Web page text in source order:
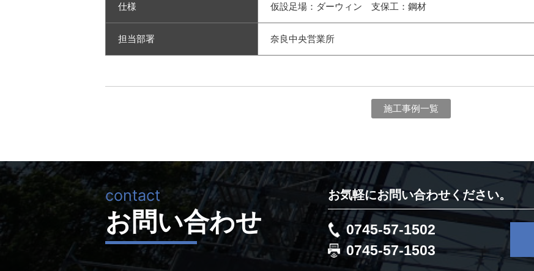
仕様 仮設足場：ダーウィン 支保工：鋼材
担当部署 奈良中央営業所
施工事例一覧
お問い合わせ
お気軽にお問い合わせください。
0745-57-1502
0745-57-1503